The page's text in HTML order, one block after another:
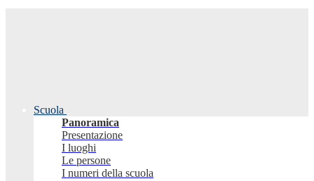
Scuola
Panoramica
Presentazione
I luoghi
Le persone
I numeri della scuola